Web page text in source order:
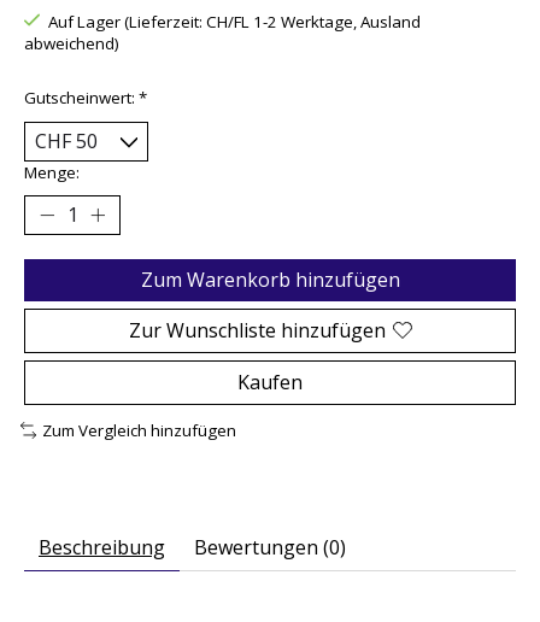
Auf Lager (Lieferzeit: CH/FL 1-2 Werktage, Ausland
abweichend)
Gutscheinwert: *
Menge:
Zum Warenkorb hinzufügen
Zur Wunschliste hinzufügen
Kaufen
Zum Vergleich hinzufügen
Beschreibung Bewertungen (0)